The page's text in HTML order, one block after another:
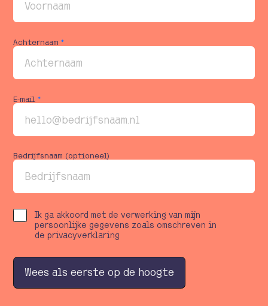
Achternaam*
E-mail*
Bedrijfsnaam (optioneel)
Ik ga akkoord met de verwerking van mijn
persoonlijke gegevens zoals omschreven in
de privacyverklaring
Wees als eerste op de hoogte